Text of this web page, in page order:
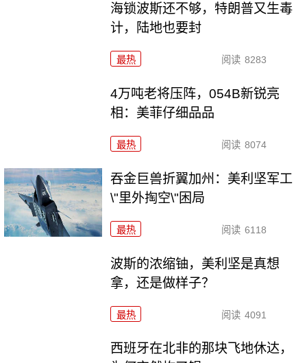
海锁波斯还不够，特朗普又生毒
计，陆地也要封
最热 阅读 8283
4万吨老将压阵，054B新锐亮
相：美菲仔细品品
最热 阅读 8074
吞金巨兽折翼加州：美利坚军工
\"里外掏空\"困局
最热 阅读 6118
波斯的浓缩铀，美利坚是真想
拿，还是做样子？
最热 阅读 4091
西班牙在北非的那块飞地休达，